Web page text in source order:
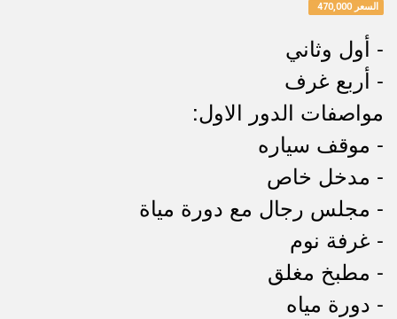
السعر 470,000
- أول وثاني
- أربع غرف
مواصفات الدور الاول:
- موقف سياره
- مدخل خاص
- مجلس رجال مع دورة مياة
- غرفة نوم
- مطبخ مغلق
- دورة مياه